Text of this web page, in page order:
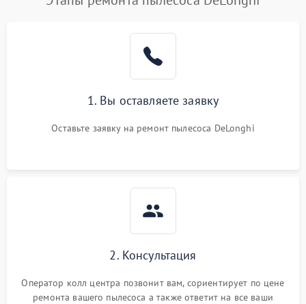
1. Вы оставляете заявку
Оставьте заявку на ремонт пылесоса DeLonghi
2. Консультация
Оператор колл центра позвонит вам, сориентирует по цене
ремонта вашего пылесоса а также ответит на все ваши